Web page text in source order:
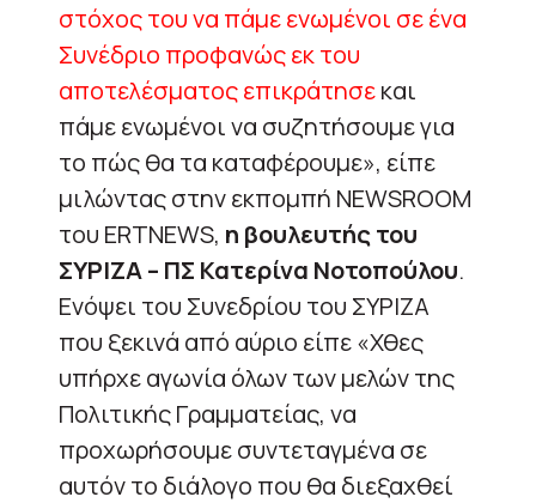
στόχος του να πάμε ενωμένοι σε ένα
Συνέδριο προφανώς εκ του
αποτελέσματος επικράτησεκαι
πάμε ενωμένοι να συζητήσουμε για
το πώς θα τα καταφέρουμε», είπε
μιλώντας στην εκπομπή NEWSROOM
του ERTNEWS, η βουλευτής του
ΣΥΡΙΖΑ – ΠΣ Κατερίνα Νοτοπούλου.
Ενόψει του Συνεδρίου του ΣΥΡΙΖΑ
που ξεκινά από αύριο είπε «Χθες
υπήρχε αγωνία όλων των μελών της
Πολιτικής Γραμματείας, να
προχωρήσουμε συντεταγμένα σε
αυτόν το διάλογο που θα διεξαχθεί